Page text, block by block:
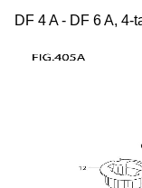
DF 4 A - DF 6 A, 4-